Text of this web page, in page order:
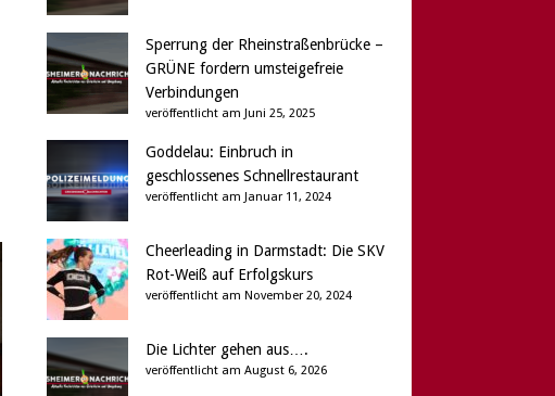
Sperrung der Rheinstraßenbrücke –
GRÜNE fordern umsteigefreie
Verbindungen
veröffentlicht am Juni 25, 2025
Goddelau: Einbruch in
geschlossenes Schnellrestaurant
veröffentlicht am Januar 11, 2024
Cheerleading in Darmstadt: Die SKV
Rot-Weiß auf Erfolgskurs
veröffentlicht am November 20, 2024
Die Lichter gehen aus….
veröffentlicht am August 6, 2026